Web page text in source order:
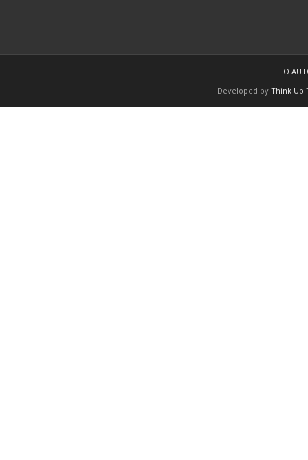
O
Developed by Think Up